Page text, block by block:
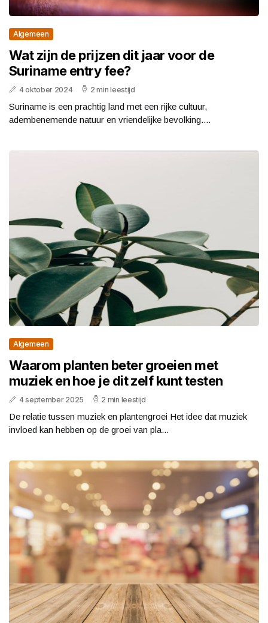
Algemeen
Wat zijn de prijzen dit jaar voor de
Suriname entry fee?
4 oktober 2024 2 min leestijd
Suriname is een prachtig land met een rijke cultuur,
adembenemende natuur en vriendelijke bevolking....
Algemeen
Waarom planten beter groeien met
muziek en hoe je dit zelf kunt testen
4 september 2025 2 min leestijd
De relatie tussen muziek en plantengroei Het idee dat muziek
invloed kan hebben op de groei van pla...